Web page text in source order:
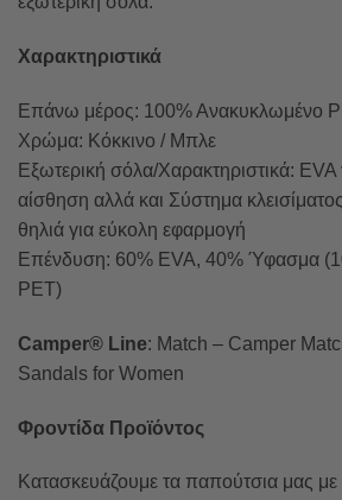
Χαρακτηριστικά
Επάνω μέρος: 100% Ανακυκλωμένο
Χρώμα: Κόκκινο / Μπλε
Εξωτερική σόλα/Χαρακτηριστικά:
αίσθηση αλλά και Σύστημα
θηλιά για εύκολη εφαρμογή
Επένδυση: 60% EVA, 40% Ύφασμα
PET)
Camper® Line: Match – Camper
Sandals for Women
Φροντίδα Προϊόντος
Κατασκευάζουμε τα παπούτσια μας με